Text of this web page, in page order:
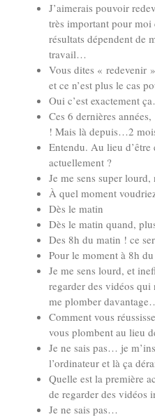
J’aimerais pouvoir
très important pour moi
résultats dépendent de
travail…
Vous dites « redevenir
et ce n’est plus le cas
Oui c’est exactement
Ces 6 dernières
! Mais là depuis…2
Entendu. Au lieu d’être
actuellement ?
Je me sens super
À quel moment
Dès le matin
Dès le matin quand,
Des 8h du matin ! ce
Pour le moment à 8h
Je me sens lourd, et
regarder des vidéos
me plomber
Comment vous
vous plombent au lieu
Je ne sais pas… je
l’ordinateur et là ça
Quelle est la première
de regarder des vidéos
Je ne sais pas…